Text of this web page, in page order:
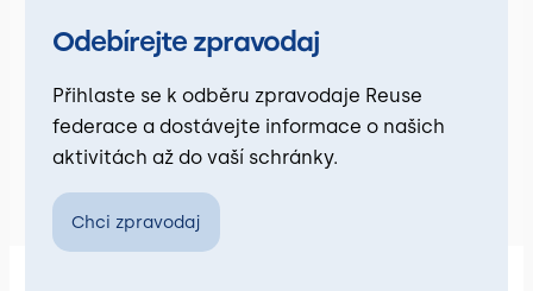
Odebírejte zpravodaj
Přihlaste se k odběru zpravodaje Reuse
federace a dostávejte informace o našich
aktivitách až do vaší schránky.
Chci zpravodaj